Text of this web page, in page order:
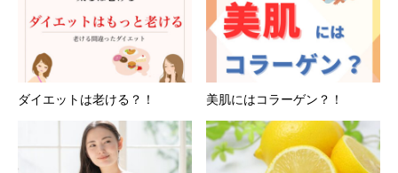
ダイエットは老ける？！ 美肌にはコラーゲン？！